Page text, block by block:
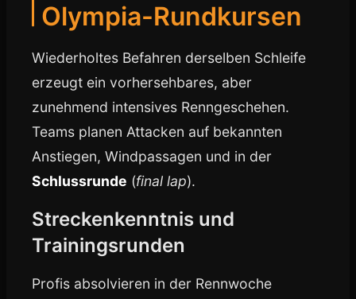
Olympia-Rundkursen
Wiederholtes Befahren derselben Schleife
erzeugt ein vorhersehbares, aber
zunehmend intensives Renngeschehen.
Teams planen Attacken auf bekannten
Anstiegen, Windpassagen und in der
Schlussrunde (final lap).
Streckenkenntnis und
Trainingsrunden
Profis absolvieren in der Rennwoche